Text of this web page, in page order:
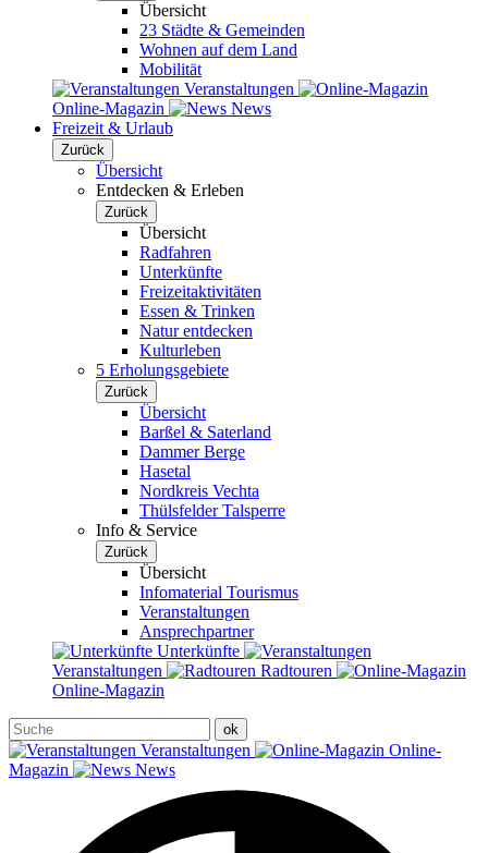
Übersicht
23 Städte & Gemeinden
Wohnen auf dem Land
Mobilität
Veranstaltungen
Online-Magazin
News
Freizeit & Urlaub
Zurück
Übersicht
Entdecken & Erleben
Zurück
Übersicht
Radfahren
Unterkünfte
Freizeitaktivitäten
Essen & Trinken
Natur entdecken
Kulturleben
5 Erholungsgebiete
Zurück
Übersicht
Barßel & Saterland
Dammer Berge
Hasetal
Nordkreis Vechta
Thülsfelder Talsperre
Info & Service
Zurück
Übersicht
Infomaterial Tourismus
Veranstaltungen
Ansprechpartner
Unterkünfte
Veranstaltungen
Radtouren
Online-Magazin
Veranstaltungen
Online-
Magazin
News